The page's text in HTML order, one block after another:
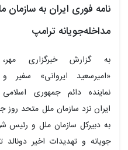
نامه فوری ایران به سازمان
مداخله‌جویانه ترامپ
به گزارش خبرگزاری مهر،
«امیرسعید ایروانی» سفیر و
نماینده دائم جمهوری اسلامی
ایران نزد سازمان ملل متحد روز
به دبیرکل سازمان ملل و رئیس
جویانهو تهدیدات اخیر دونالد